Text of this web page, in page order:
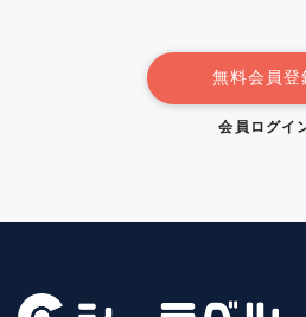
無料会員登
会員ログイ